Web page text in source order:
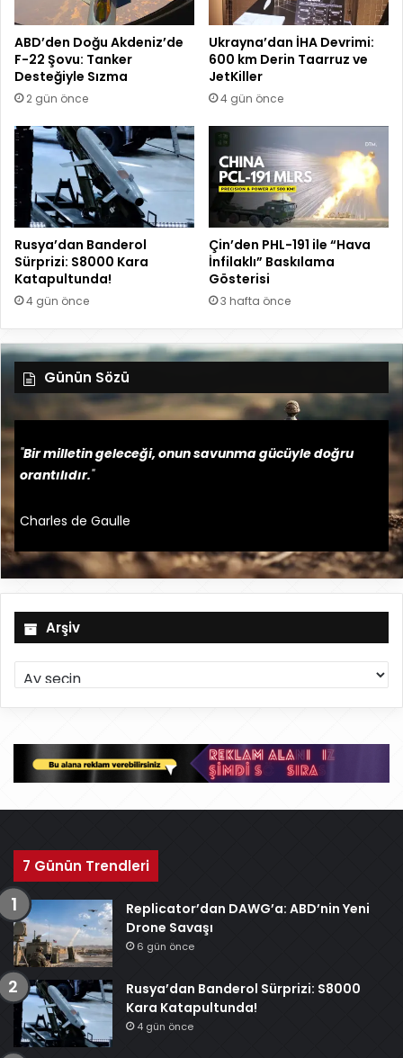
ABD’den Doğu Akdeniz’de
F-22 Şovu: Tanker
Desteğiyle Sızma
2 gün önce
Ukrayna’dan İHA Devrimi:
600 km Derin Taarruz ve
JetKiller
4 gün önce
Rusya’dan Banderol
Sürprizi: S8000 Kara
Katapultunda!
4 gün önce
Çin’den PHL-191 ile “Hava
İnfilaklı” Baskılama
Gösterisi
3 hafta önce
Günün Sözü
"Bir milletin geleceği, onun savunma gücüyle doğru
orantılıdır."
Charles de Gaulle
Arşiv
r
ş
v
7 Günün Trendleri
Replicator’dan DAWG’a: ABD’nin Yeni
Drone Savaşı
6 gün önce
Rusya’dan Banderol Sürprizi: S8000
Kara Katapultunda!
4 gün önce